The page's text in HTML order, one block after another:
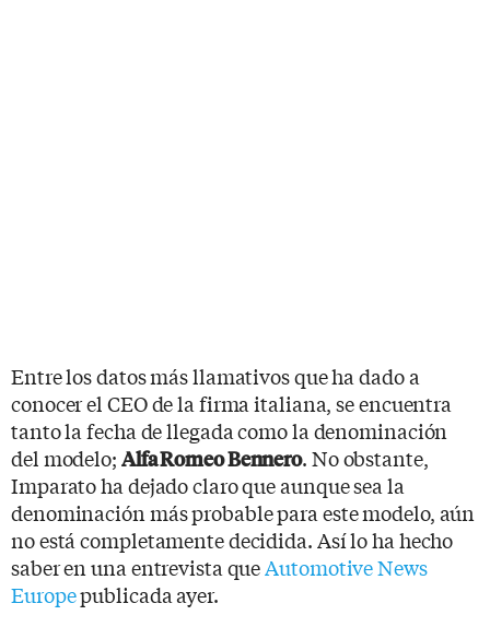
Entre los datos más llamativos que ha dado a
conocer el CEO de la firma italiana, se encuentra
tanto la fecha de llegada como la denominación
del modelo; Alfa Romeo Bennero. No obstante,
Imparato ha dejado claro que aunque sea la
denominación más probable para este modelo, aún
no está completamente decidida. Así lo ha hecho
saber en una entrevista queAutomotive News
Europepublicada ayer.